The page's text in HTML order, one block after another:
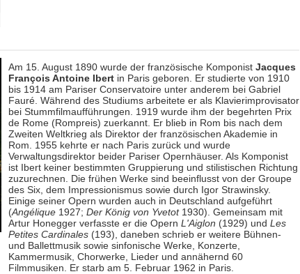
Am 15. August 1890 wurde der französische Komponist Jacques
François Antoine Ibertin Paris geboren. Er studierte von 1910
bis 1914 am Pariser Conservatoire unter anderem bei Gabriel
Fauré. Während des Studiums arbeitete er als Klavierimprovisator
bei Stummfilmaufführungen. 1919 wurde ihm der begehrten Prix
de Rome (Rompreis) zuerkannt. Er blieb in Rom bis nach dem
Zweiten Weltkrieg als Direktor der französischen Akademie in
Rom. 1955 kehrte er nach Paris zurück und wurde
Verwaltungsdirektor beider Pariser Opernhäuser. Als Komponist
ist Ibert keiner bestimmten Gruppierung und stilistischen Richtung
zuzurechnen. Die frühen Werke sind beeinflusst von der Groupe
des Six, dem Impressionismus sowie durch Igor Strawinsky.
Einige seiner Opern wurden auch in Deutschland aufgeführt
(Angélique1927; Der König von Yvetot1930). Gemeinsam mit
Artur Honegger verfasste er die Opern L'Aiglon (1929) und Les
Petites Cardinales(193), daneben schrieb er weitere Bühnen-
und Ballettmusik sowie sinfonische Werke, Konzerte,
Kammermusik, Chorwerke, Lieder und annähernd 60
Filmmusiken. Er starb am 5. Februar 1962 in Paris.